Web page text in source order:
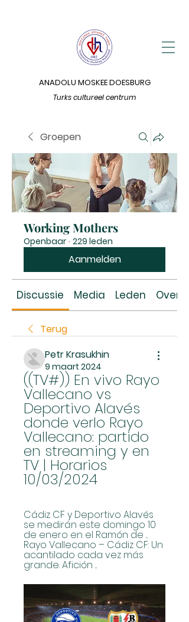
Turks cultureel centrum
ANADOLU MOSKEE DOESBURG
Groepen
Working Mothers
Openbaar · 229 leden
Aanmelden
Discussie Media Leden Over
Terug
Petr Krasukhin
9 maart 2024
((TV#)) En vivo Rayo
Vallecano vs
Deportivo Alavés
donde verlo Rayo
Vallecano: partido
en streaming y en
TV | Horarios
10/03/2024
Cádiz CF y Deportivo Alavés
se medirán este domingo 10
de enero en el Ramón de ...
Rayo Vallecano – Cádiz CF: Un
acantilado cada vez más
grande. Afición ...